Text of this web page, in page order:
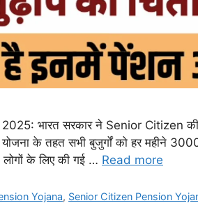
भारत सरकार ने Senior Citizen की
के तहत सभी बुजुर्गों को हर महीने
के लिए की गई … Read more
Yojana, Senior Citizen Pension